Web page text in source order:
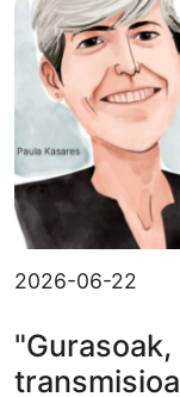
2026-06-22